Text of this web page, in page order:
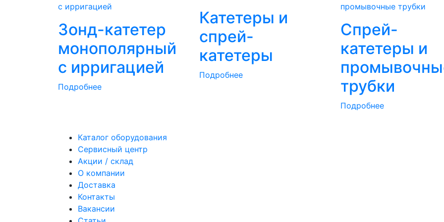
Зонд-катетер
монополярный
с ирригацией
Подробнее
Катетеры и
спрей-
катетеры
Подробнее
Спрей-
катетеры и
трубки
Подробнее
Каталог оборудования
Сервисный центр
Акции / склад
О компании
Доставка
Контакты
Вакансии